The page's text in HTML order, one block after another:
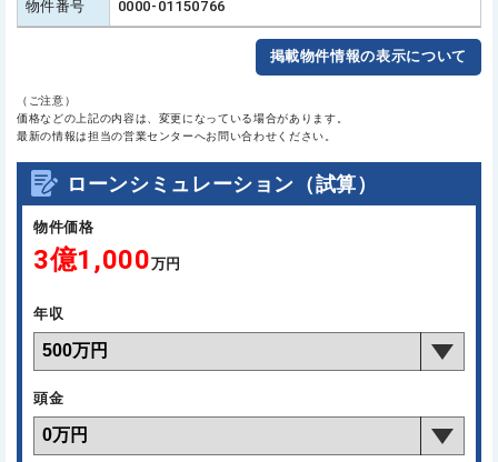
物件番号 0000-01150766
掲載物件情報の表示について
（ご注意）
価格などの上記の内容は、変更になっている場合があります。
最新の情報は担当の営業センターへお問い合わせください。
ローンシミュレーション（試算）
物件価格
3億1,000万円
年収
頭金